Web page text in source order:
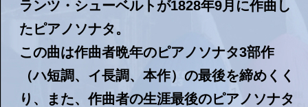
ランツ・シューベルトが1828年9月に作曲し
たピアノソナタ。
この曲は作曲者晩年のピアノソナタ3部作
（ハ短調、イ長調、本作）の最後を締めくく
り、また、作曲者の生涯最後のピアノソナタ